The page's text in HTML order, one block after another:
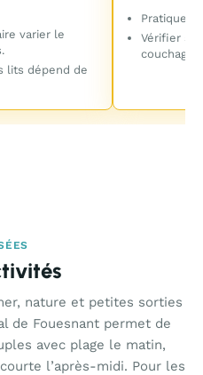
varier le
lits dépend de
Pratique
Vérifier si
couchage.
nature et petites sorties
de Fouesnant permet de
avec plage le matin,
l’après-midi. Pour les